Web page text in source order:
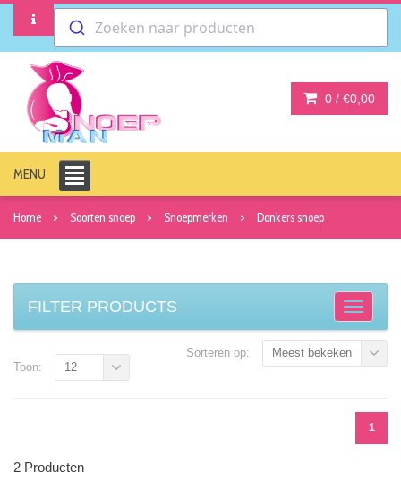
Zoeken naar producten
0 / €0,00
MENU
Home Soorten snoep Snoepmerken Donkers snoep
FILTER PRODUCTS
Sorteren op: Meest bekeken
1
Toon: 12
2 Producten